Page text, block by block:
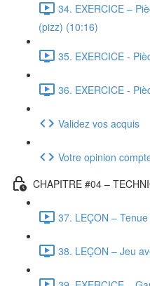
34. EXERCICE –
(pizz) (10:16)
35. EXERCICE -
36. EXERCICE -
Validez vos acquis
Votre opinion
CHAPITRE #04 –
37. LEÇON –
38. LEÇON – Jeu